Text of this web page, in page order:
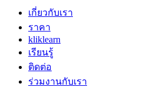
เกี่ยวกับเรา
ราคา
kliklearn
เรียนรู้
ติดต่อ
ร่วมงานกับเรา